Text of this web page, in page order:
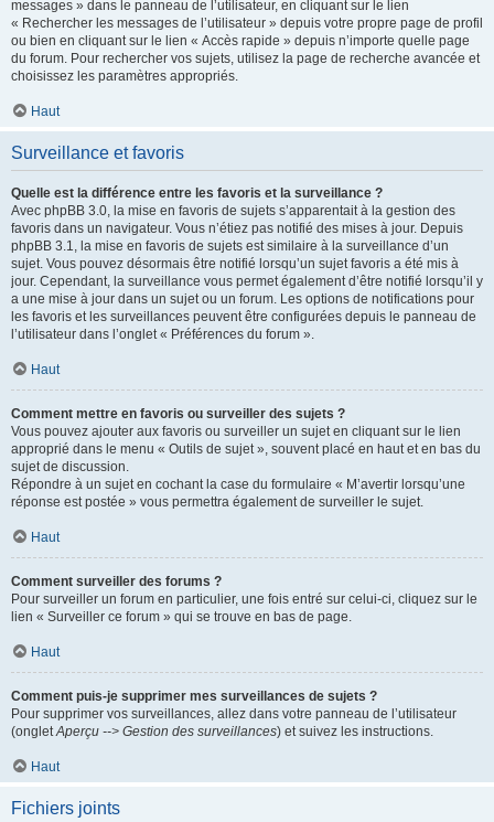
messages » dans le panneau de l’utilisateur, en cliquant sur le lien
« Rechercher les messages de l’utilisateur » depuis votre propre page de profil
ou bien en cliquant sur le lien « Accès rapide » depuis n’importe quelle page
du forum. Pour rechercher vos sujets, utilisez la page de recherche avancée et
choisissez les paramètres appropriés.
Haut
Surveillance et favoris
Quelle est la différence entre les favoris et la surveillance ?
Avec phpBB 3.0, la mise en favoris de sujets s’apparentait à la gestion des
favoris dans un navigateur. Vous n’étiez pas notifié des mises à jour. Depuis
phpBB 3.1, la mise en favoris de sujets est similaire à la surveillance d’un
sujet. Vous pouvez désormais être notifié lorsqu’un sujet favoris a été mis à
jour. Cependant, la surveillance vous permet également d’être notifié lorsqu’il y
a une mise à jour dans un sujet ou un forum. Les options de notifications pour
les favoris et les surveillances peuvent être configurées depuis le panneau de
l’utilisateur dans l’onglet « Préférences du forum ».
Haut
Comment mettre en favoris ou surveiller des sujets ?
Vous pouvez ajouter aux favoris ou surveiller un sujet en cliquant sur le lien
approprié dans le menu « Outils de sujet », souvent placé en haut et en bas du
sujet de discussion.
Répondre à un sujet en cochant la case du formulaire « M’avertir lorsqu’une
réponse est postée » vous permettra également de surveiller le sujet.
Haut
Comment surveiller des forums ?
Pour surveiller un forum en particulier, une fois entré sur celui-ci, cliquez sur le
lien « Surveiller ce forum » qui se trouve en bas de page.
Haut
Comment puis-je supprimer mes surveillances de sujets ?
Pour supprimer vos surveillances, allez dans votre panneau de l’utilisateur
(ongletAperçu --> Gestion des surveillances) et suivez les instructions.
Haut
Fichiers joints